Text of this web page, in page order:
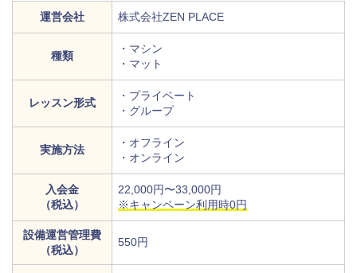
運営会社 株式会社ZEN PLACE
種類
・マシン
・マット
レッスン形式
・プライベート
・グループ
実施方法
・オフライン
・オンライン
入会金
（税込）
22,000円〜33,000円
※キャンペーン利用時0円
設備運営管理費
（税込）
550円